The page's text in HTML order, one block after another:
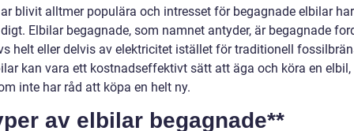
blivit alltmer populära och intresset för begagnade elbilar
Elbilar begagnade, som namnet antyder, är begagnade
helt eller delvis av elektricitet istället för traditionell
kan vara ett kostnadseffektivt sätt att äga och köra en
inte har råd att köpa en helt ny.
av elbilar begagnade**